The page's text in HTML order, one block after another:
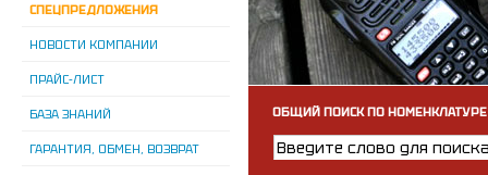
СПЕЦПРЕДЛОЖЕНИЯ
НОВОСТИ КОМПАНИИ
ПРАЙС-ЛИСТ
БАЗА ЗНАНИЙ
ГАРАНТИЯ, ОБМЕН, ВОЗВРАТ
ОБЩИЙ ПОИСК ПО НОМЕНКЛАТУРЕ